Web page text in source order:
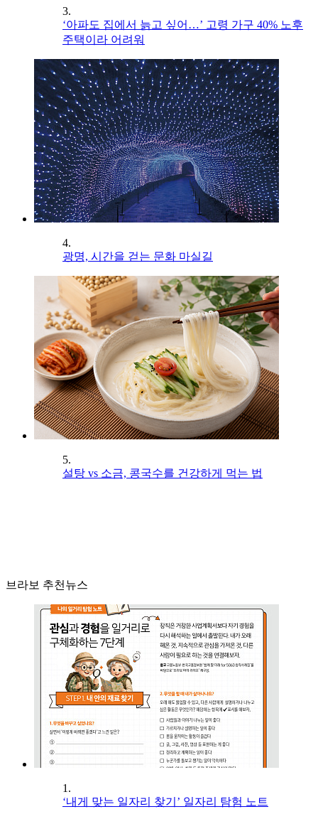
3.
‘아파도 집에서 늙고 싶어…’ 고령 가구 40% 노후
주택이라 어려워
4.
광명, 시간을 걷는 문화 마실길
5.
설탕 vs 소금, 콩국수를 건강하게 먹는 법
브라보 추천뉴스
1.
‘내게 맞는 일자리 찾기’ 일자리 탐험 노트